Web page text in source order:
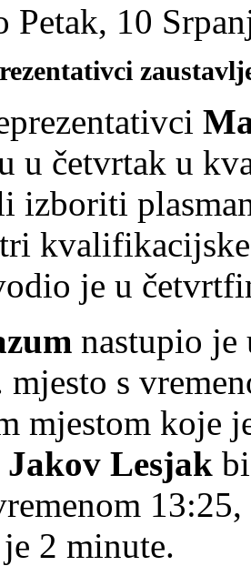
Petak, 10
u četvrtak u
izboriti
je u
nastupio
mjesto s
mjestom koje
Jakov Lesjak
2 minute.